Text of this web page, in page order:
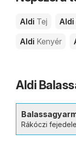
Aldi Tej Aldi
Aldi Kenyér
Aldi
Rákóczi